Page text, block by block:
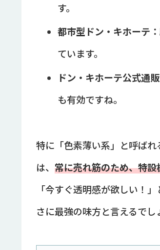
す。
都市型ドン・キホーテ：
ています。
ドン・キホーテ公式通
も有効ですね。
特に「色素薄い系」と呼ば
は、 常に売れ筋のため、特
「今すぐ透明感が欲しい！
さに最強の味方と言えるでし